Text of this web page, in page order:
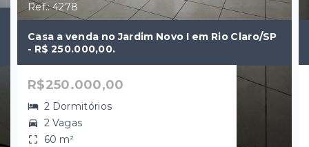
Ref.: 4278
Casa a venda no Jardim Novo I em Rio Claro/SP
- R$ 250.000,00.
R$250.000,00
2 Dormitórios
2 Vagas
60 m²